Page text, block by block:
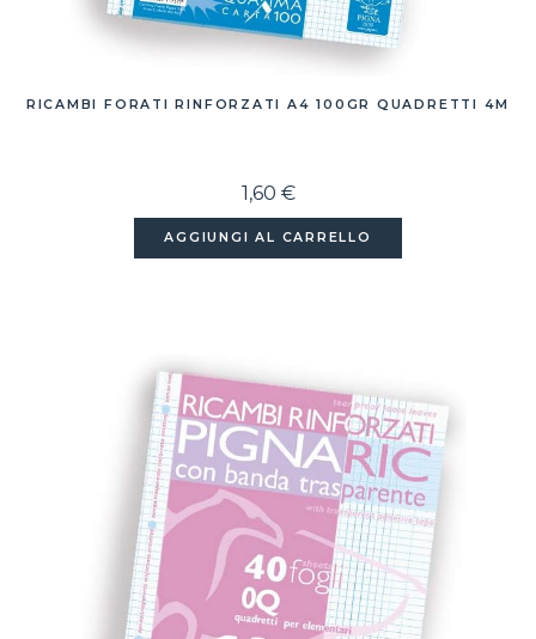
RICAMBI FORATI RINFORZATI A4 100GR QUADRETTI 4M
1,60 €
AGGIUNGI AL CARRELLO